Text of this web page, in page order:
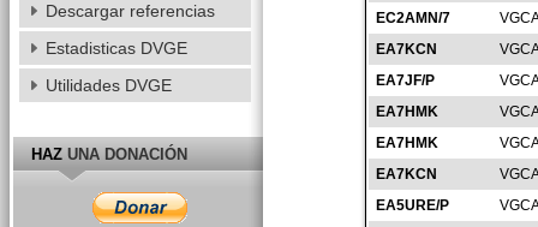
EC2AMN/7
EA7KCN
EA7JF/P
EA7HMK
EA7HMK
EA7KCN
EA5URE/P
Descargar referencias
Estadisticas DVGE
Utilidades DVGE
HAZUNA DONACIÓN